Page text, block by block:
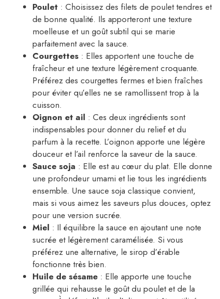
Poulet : Choisissez des filets de poulet tendres et
de bonne qualité. Ils apporteront une texture
moelleuse et un goût subtil qui se marie
parfaitement avec la sauce.
Courgettes : Elles apportent une touche de
fraîcheur et une texture légèrement croquante.
Préférez des courgettes fermes et bien fraîches
pour éviter qu’elles ne se ramollissent trop à la
cuisson.
Oignon et ail : Ces deux ingrédients sont
indispensables pour donner du relief et du
parfum à la recette. L’oignon apporte une légère
douceur et l’ail renforce la saveur de la sauce.
Sauce soja : Elle est au cœur du plat. Elle donne
une profondeur umami et lie tous les ingrédients
ensemble. Une sauce soja classique convient,
mais si vous aimez les saveurs plus douces, optez
pour une version sucrée.
Miel : Il équilibre la sauce en ajoutant une note
sucrée et légèrement caramélisée. Si vous
préférez une alternative, le sirop d’érable
fonctionne très bien.
Huile de sésame : Elle apporte une touche
grillée qui rehausse le goût du poulet et de la